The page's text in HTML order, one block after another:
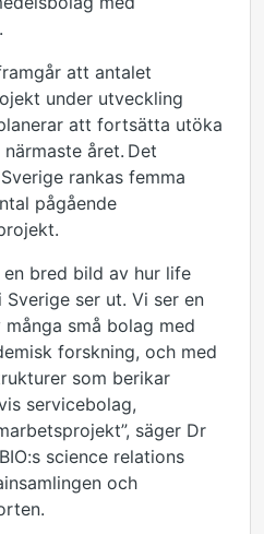
att antalet
under utveckling
att fortsätta utöka
året. Det
Sverige rankas femma
pågående
bred bild av hur life
ser ut. Vi ser en
små bolag med
forskning, och med
som berikar
servicebolag,
säger Dr
science relations
och